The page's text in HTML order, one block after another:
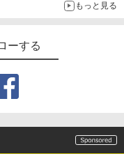
もっと見る
ーする